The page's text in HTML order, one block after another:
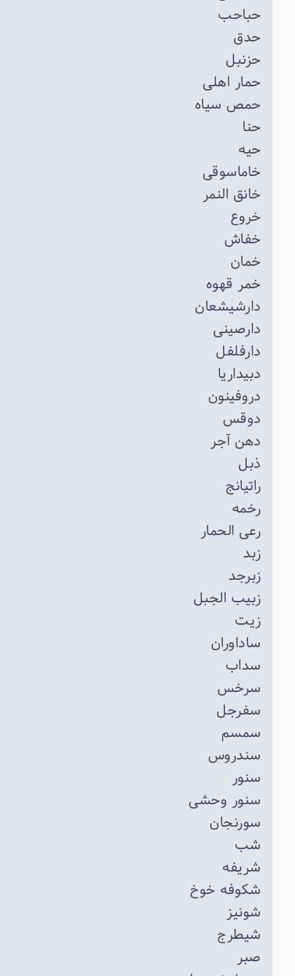
حباحب
حدق
حزنبل
حمار اهلی
حمص سیاه
حنا
حیه
خاماسوقی
خانق النمر
خروع
خفاش
خمان
خمر قهوه
دارشیشعان
دارصینی
دارفلفل
دبیداریا
دروفینون
دوقس
دهن آجر
ذبل
راتیانج
رخمه
رعی الحمار
زبد
زبرجد
زبیب الجبل
زیت
ساداوران
سداب
سرخس
سفرجل
سمسم
سندروس
سنور
سنور وحشی
سورنجان
شب
شریفه
شکوفه خوخ
شونیز
شیطرج
صبر